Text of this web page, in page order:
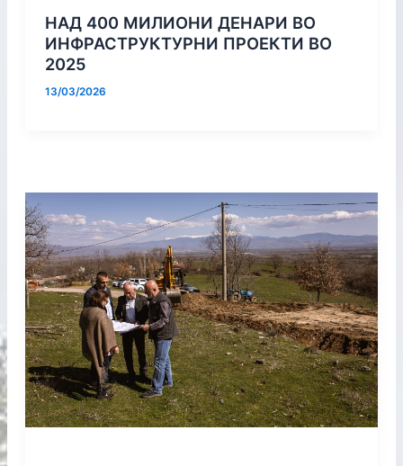
НАД 400 МИЛИОНИ ДЕНАРИ ВО
ИНФРАСТРУКТУРНИ ПРОЕКТИ ВО
2025
13/03/2026